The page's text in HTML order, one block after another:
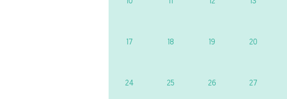
17 18 19 20
24 25 26 27